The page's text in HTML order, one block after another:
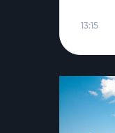
13:15